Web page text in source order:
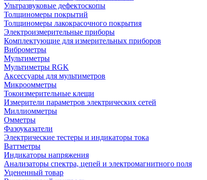
Ультразвуковые дефектоскопы
Толщиномеры покрытий
Толщиномеры лакокрасочного покрытия
Электроизмерительные приборы
Комплектующие для измерительных приборов
Виброметры
Мультиметры
Мультиметры RGK
Аксессуары для мультиметров
Микроомметры
Токоизмерительные клещи
Измерители параметров электрических сетей
Миллиомметры
Омметры
Фазоуказатели
Электрические тестеры и индикаторы тока
Ваттметры
Индикаторы напряжения
Анализаторы спектра, цепей и электромагнитного поля
Уцененный товар